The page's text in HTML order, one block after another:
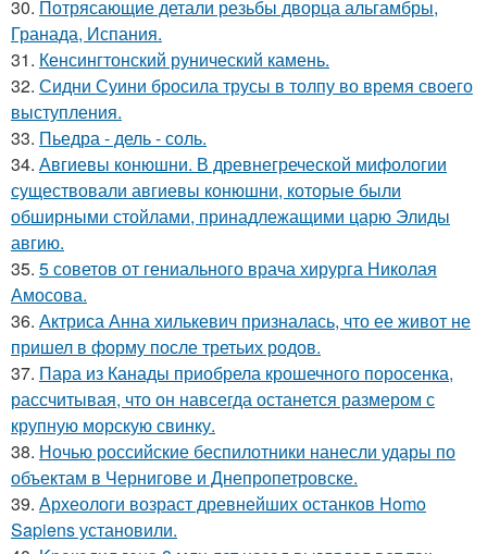
30. Потрясающие детали резьбы дворца альгамбры,
Гранада, Испания.
31. Кенсингтонский рунический камень.
32. Сидни Суини бросила трусы в толпу во время своего
выступления.
33. Пьедра - дель - соль.
34. Авгиевы конюшни. В древнегреческой мифологии
существовали авгиевы конюшни, которые были
обширными стойлами, принадлежащими царю Элиды
авгию.
35. 5 советов от гениального врача хирурга Николая
Амосова.
36. Актриса Анна хилькевич призналась, что ее живот не
пришел в форму после третьих родов.
37. Пара из Канады приобрела крошечного поросенка,
рассчитывая, что он навсегда останется размером с
крупную морскую свинку.
38. Ночью российские беспилотники нанесли удары по
объектам в Чернигове и Днепропетровске.
39. Археологи возраст древнейших останков Homo
Sapiens установили.